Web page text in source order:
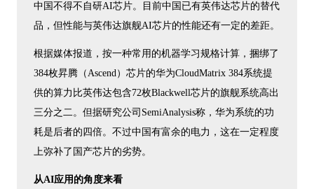
中国不得不自研AI芯片。目前中国已有英伟达芯片的替代
品，但性能与英伟达旗舰AI芯片的性能还有一定的差距。
根据媒体报道，按一种常用的机器学习规格计算，捆绑了
384枚昇腾（Ascend）芯片的华为CloudMatrix 384系统提
供的算力比英伟达包含72枚Blackwell芯片的旗舰系统高出
三分之二。但据研究公司SemiAnalysis称，华为系统的功
耗是后者的四倍。不过中国有富余的电力，这在一定程度
上弥补了国产芯片的劣势。
从AI应用的角度来看